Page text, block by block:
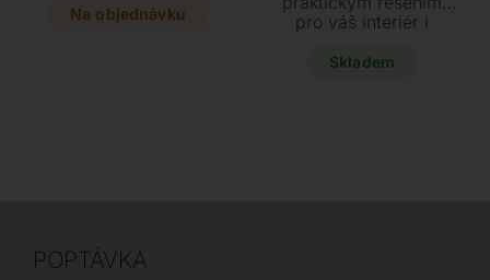
Praktický úložný
Na objednávku
pro váš interiér i
sklápěcí funkci ho
Skladem
POPTÁVKA